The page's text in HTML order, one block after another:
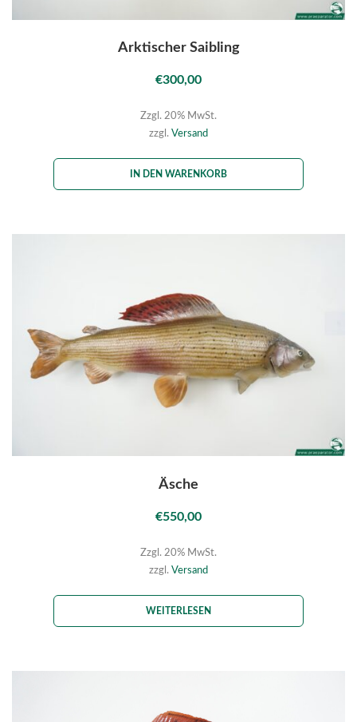
Arktischer Saibling
€300,00
Zzgl. 20% MwSt.
zzgl. Versand
IN DEN WARENKORB
Äsche
€550,00
Zzgl. 20% MwSt.
zzgl. Versand
WEITERLESEN